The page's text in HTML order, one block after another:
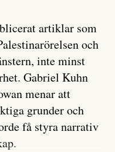
artiklar som
och
inte minst
Gabriel Kuhn
menar att
grunder och
få styra narrativ